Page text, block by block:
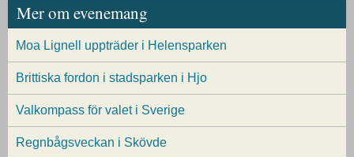
Mer om evenemang
Moa Lignell uppträder i Helensparken
Brittiska fordon i stadsparken i Hjo
Valkompass för valet i Sverige
Regnbågsveckan i Skövde